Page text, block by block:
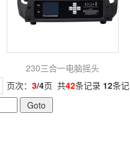
230三合一电脑摇头
页次： 3/4页 共42条记录 12条记